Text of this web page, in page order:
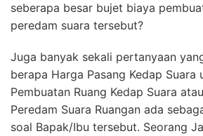
seberapa besar bujet biaya
peredam suara tersebut?
Juga banyak sekali pertanyaan
berapa Harga Pasang Kedap Suara
Pembuatan Ruang Kedap Suara
Peredam Suara Ruangan ada
soal Bapak/Ibu tersebut. Seorang